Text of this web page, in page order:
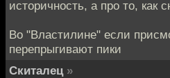
историчность, а про то, как
Во "Властилине" если
перепрыгивают пики
Скиталец »